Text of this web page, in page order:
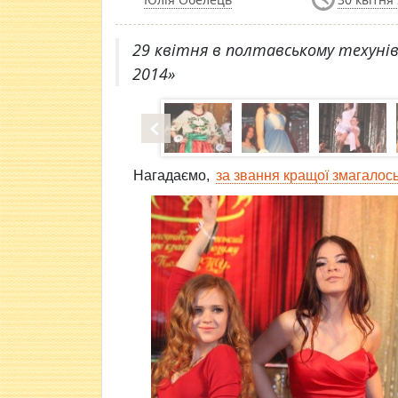
29 квітня в полтавському
2014»
Нагадаємо, за звання кращої